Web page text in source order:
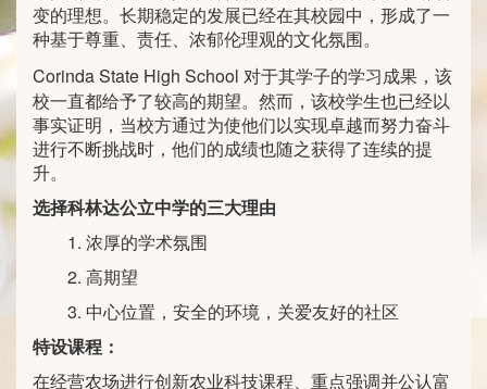
变的理想。长期稳定的发展已经在其校园中，形成了一
种基于尊重、责任、浓郁伦理观的文化氛围。
Corinda State High School 对于其学子的学习成果，该
校一直都给予了较高的期望。然而，该校学生也已经以
事实证明，当校方通过为使他们以实现卓越而努力奋斗
进行不断挑战时，他们的成绩也随之获得了连续的提
升。
选择科林达公立中学的三大理由
1. 浓厚的学术氛围
2. 高期望
3. 中心位置，安全的环境，关爱友好的社区
特设课程：
在经营农场进行创新农业科技课程、重点强调并公认富